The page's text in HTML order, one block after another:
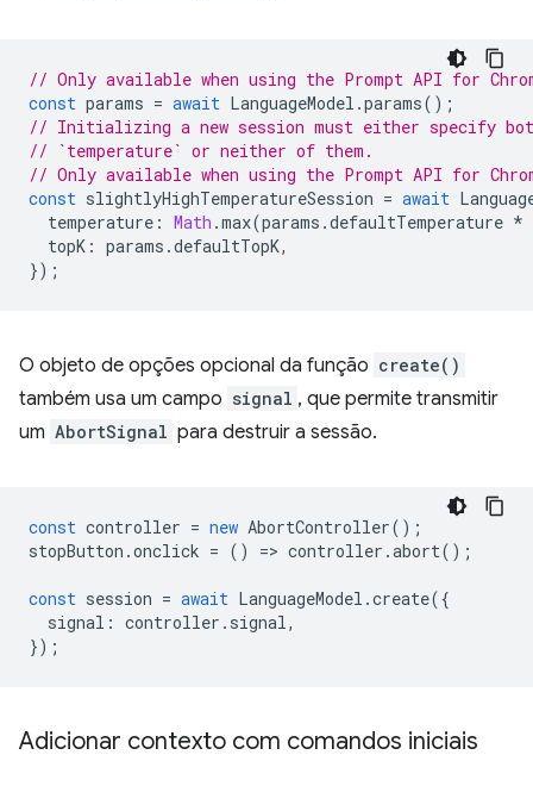
// Only available when using the Prompt API for
const params = await LanguageModel .params();
// Initializing a new session must either specify
// `temperature` or neither of them.
// Only available when using the Prompt API for
const slightlyHighTemperatureSession = await
temperature : Math .max(params .defaultTemperature *
topK : params .defaultTopK,
});
O objeto de opções opcional da função create()
também usa um campo signal , que permite transmitir
um AbortSignal para destruir a sessão.
const controller = new AbortController();
stopButton .onclick = () => controller .abort();
const session = await LanguageModel .create({
signal : controller . signal,
});
Adicionar contexto com comandos iniciais